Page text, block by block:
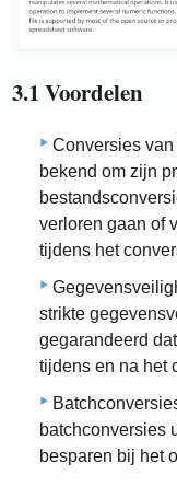
3.1 Voordelen
Conversies
bekend om zijn
verloren gaan of
tijdens het
strikte
gegarandeerd
tijdens en na het
batchconversies
besparen bij het